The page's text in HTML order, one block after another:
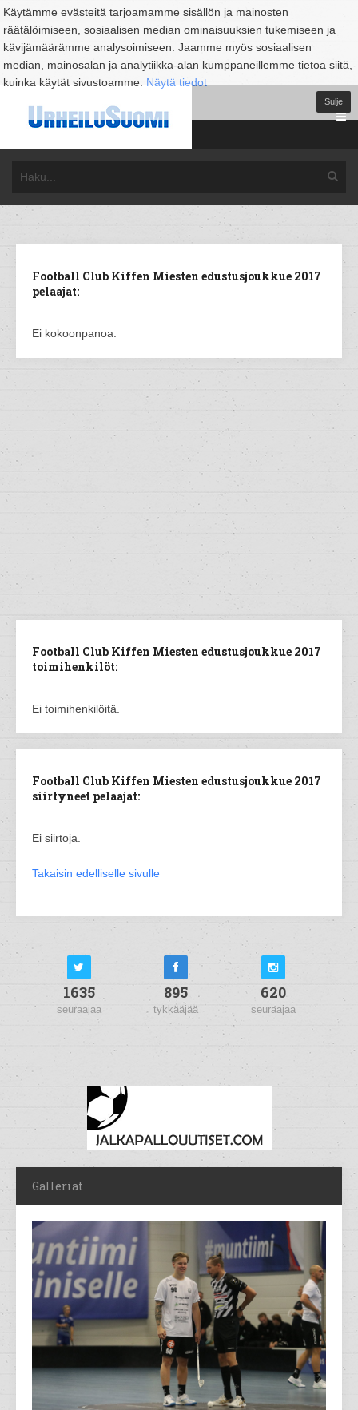
Käytämme evästeitä tarjoamamme sisällön ja mainosten
räätälöimiseen, sosiaalisen median ominaisuuksien tukemiseen ja
kävijämäärämme analysoimiseen. Jaamme myös sosiaalisen
median, mainosalan ja analytiikka-alan kumppaneillemme tietoa siitä,
kuinka käytät sivustoamme. Näytä tiedot
Sulje
Football Club Kiffen Miesten edustusjoukkue 2017
pelaajat:
Ei kokoonpanoa.
Football Club Kiffen Miesten edustusjoukkue 2017
toimihenkilöt:
Ei toimihenkilöitä.
Football Club Kiffen Miesten edustusjoukkue 2017
siirtyneet pelaajat:
Ei siirtoja.
Takaisin edelliselle sivulle
1635
seuraajaa
895
tykkääjää
620
seuraajaa
Galleriat